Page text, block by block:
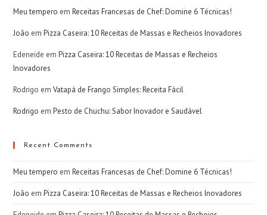
Meu tempero emReceitas Francesas de Chef: Domine 6 Técnicas!
João emPizza Caseira: 10 Receitas de Massas e Recheios Inovadores
Edeneide emPizza Caseira: 10 Receitas de Massas e Recheios
Inovadores
Rodrigo emVatapá de Frango Simples: Receita Fácil
Rodrigo emPesto de Chuchu: Sabor Inovador e Saudável
Recent Comments
Meu tempero emReceitas Francesas de Chef: Domine 6 Técnicas!
João emPizza Caseira: 10 Receitas de Massas e Recheios Inovadores